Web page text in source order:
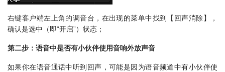
右键客户端左上角的调音台，在出现的菜单中找到【回声消除】，
确认是选中（即“开启”）状态；
第二步：语音中是否有小伙伴使用音响外放声音
如果你在语音通话中听到回声，可能是因为语音频道中有小伙伴使